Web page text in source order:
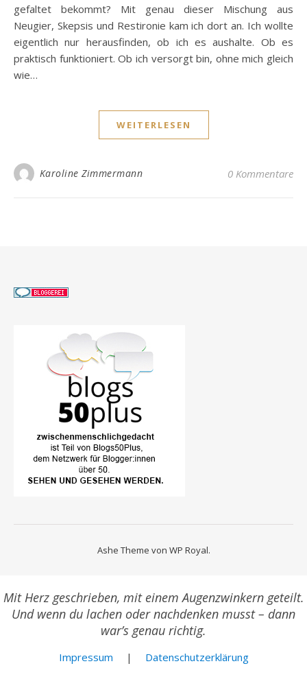
gefaltet bekommt? Mit genau dieser Mischung aus
Neugier, Skepsis und Restironie kam ich dort an. Ich wollte
eigentlich nur herausfinden, ob ich es aushalte. Ob es
praktisch funktioniert. Ob ich versorgt bin, ohne mich gleich
wie…
WEITERLESEN
Karoline Zimmermann 0 Kommentare
Ashe Theme von WP Royal.
Mit Herz geschrieben, mit einem Augenzwinkern geteilt.
Und wenn du lachen oder nachdenken musst – dann
war’s genau richtig.
Impressum | Datenschutzerklärung